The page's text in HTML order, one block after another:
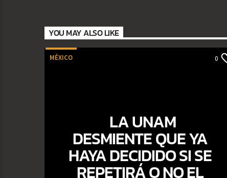
YOU MAY ALSO LIKE
MÉXICO 0
LA UNAM
DESMIENTE QUE YA
HAYA DECIDIDO SI SE
REPETIRÁ O NO EL